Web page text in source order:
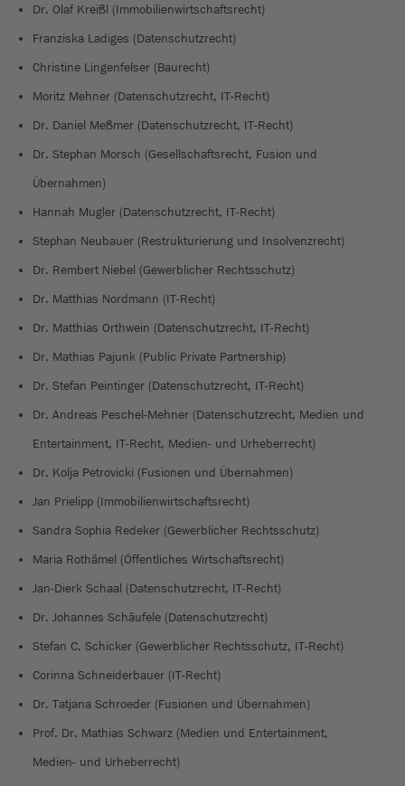
Dr. Olaf Kreißl (Immobilienwirtschaftsrecht)
Franziska Ladiges (Datenschutzrecht)
Christine Lingenfelser (Baurecht)
Moritz Mehner (Datenschutzrecht, IT-Recht)
Dr. Daniel Meßmer (Datenschutzrecht, IT-Recht)
Dr. Stephan Morsch (Gesellschaftsrecht, Fusion und
Übernahmen)
Hannah Mugler (Datenschutzrecht, IT-Recht)
Stephan Neubauer (Restrukturierung und Insolvenzrecht)
Dr. Rembert Niebel (Gewerblicher Rechtsschutz)
Dr. Matthias Nordmann (IT-Recht)
Dr. Matthias Orthwein (Datenschutzrecht, IT-Recht)
Dr. Mathias Pajunk (Public Private Partnership)
Dr. Stefan Peintinger (Datenschutzrecht, IT-Recht)
Dr. Andreas Peschel-Mehner (Datenschutzrecht, Medien und
Entertainment, IT-Recht, Medien- und Urheberrecht)
Dr. Kolja Petrovicki (Fusionen und Übernahmen)
Jan Prielipp (Immobilienwirtschaftsrecht)
Sandra Sophia Redeker (Gewerblicher Rechtsschutz)
Maria Rothämel (Öffentliches Wirtschaftsrecht)
Jan-Dierk Schaal (Datenschutzrecht, IT-Recht)
Dr. Johannes Schäufele (Datenschutzrecht)
Stefan C. Schicker (Gewerblicher Rechtsschutz, IT-Recht)
Corinna Schneiderbauer (IT-Recht)
Dr. Tatjana Schroeder (Fusionen und Übernahmen)
Prof. Dr. Mathias Schwarz (Medien und Entertainment,
Medien- und Urheberrecht)